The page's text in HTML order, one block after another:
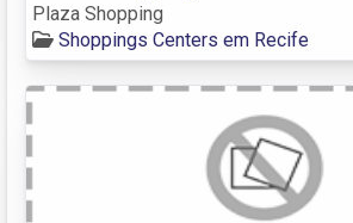
Plaza Shopping
Shoppings Centers em Recife